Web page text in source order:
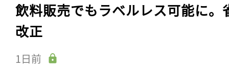
飲料販売でもラベルレス可能に。
改正
1日前